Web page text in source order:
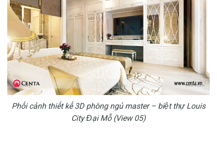
Phối cảnh thiết kế 3D phòng ngủ master – biệt thự Louis
City Đại Mỗ (View 05)